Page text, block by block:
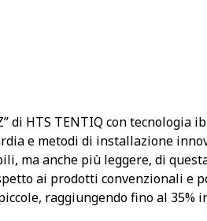
di HTS TENTIQ con
e metodi di installazione
ma anche più leggere, di
ai prodotti convenzionali e
raggiungendo fino al